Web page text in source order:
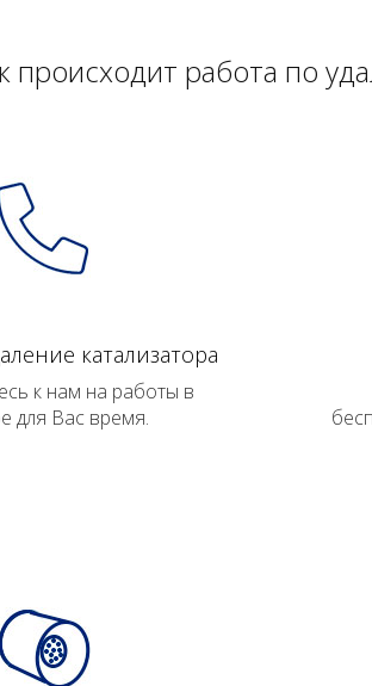
происходит работа по
катализатора
к нам на работы в
для Вас время.